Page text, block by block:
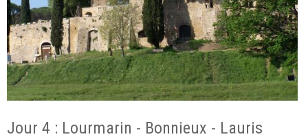
Jour 4 : Lourmarin - Bonnieux - Lauris